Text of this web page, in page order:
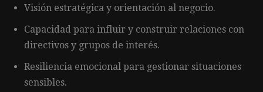
Visión estratégica y orientación al negocio.
Capacidad para influir y construir relaciones con
directivos y grupos de interés.
Resiliencia emocional para gestionar situaciones
sensibles.